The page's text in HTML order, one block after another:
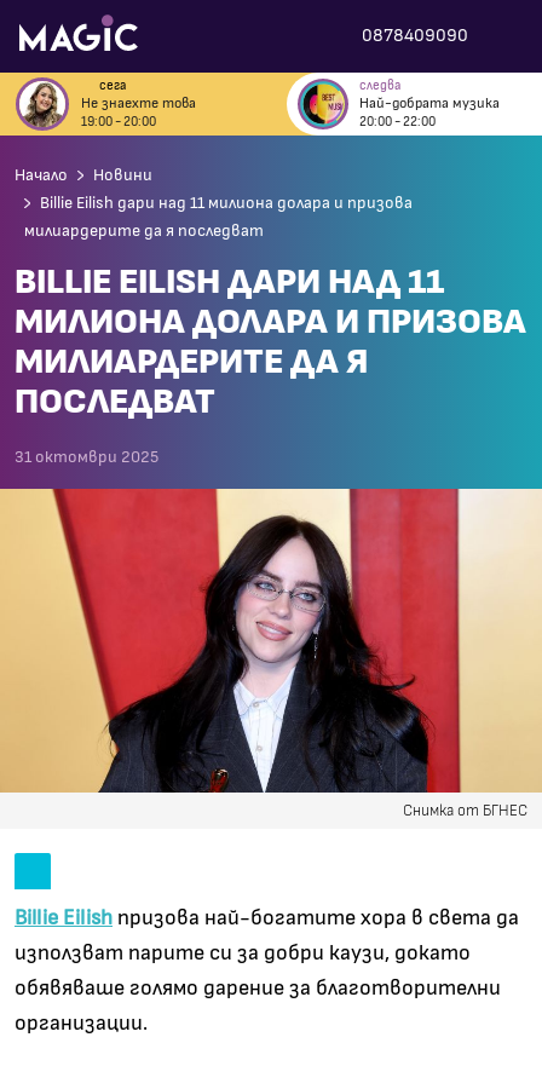
0878409090
сега
Не знаехте това
19:00 - 20:00
следва
Най-добрата музика
20:00 - 22:00
Начало
Новини
Billie Eilish дари над 11 милиона долара и призова
милиардерите да я последват
BILLIE EILISH ДАРИ НАД 11
МИЛИОНА ДОЛАРА И ПРИЗОВА
МИЛИАРДЕРИТЕ ДА Я
ПОСЛЕДВАТ
31 октомври 2025
Снимка от БГНЕС
Billie Eilish призова най-богатите хора в света да
използват парите си за добри каузи, докато
обявяваше голямо дарение за благотворителни
организации.